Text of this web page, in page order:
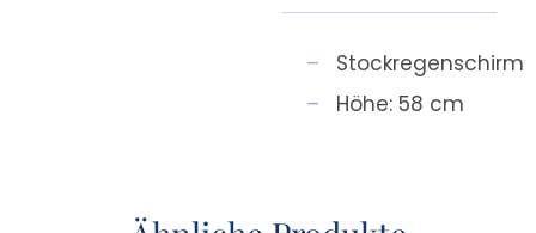
Stockregenschirm
Höhe: 58 cm